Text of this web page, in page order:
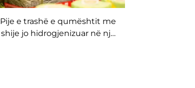
Pije e trashë e qumështit me
shije jo hidrogjenizuar në një